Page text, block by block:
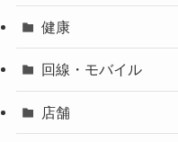
健康
回線・モバイル
店舗